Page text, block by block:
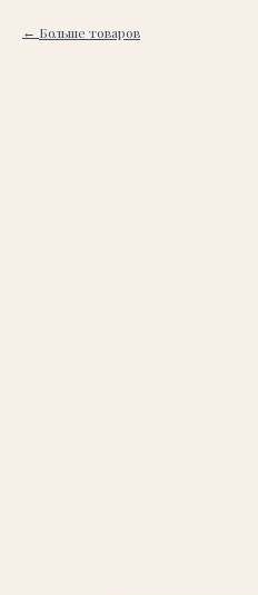
Больше товаров